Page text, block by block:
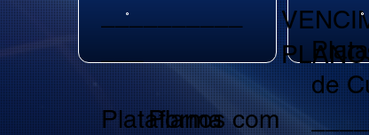
__________
Plataforma
de
Planos com